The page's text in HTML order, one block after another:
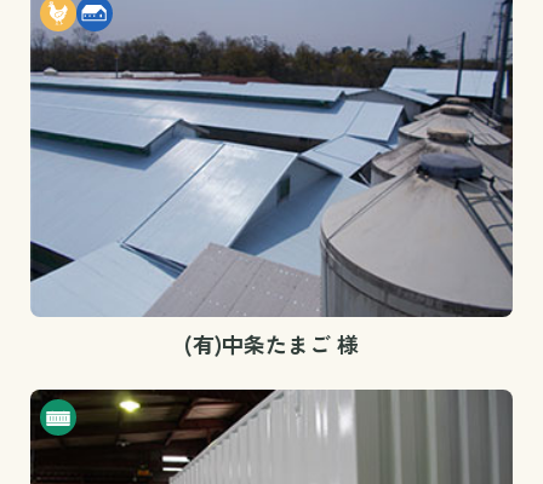
(有)中条たまご 様